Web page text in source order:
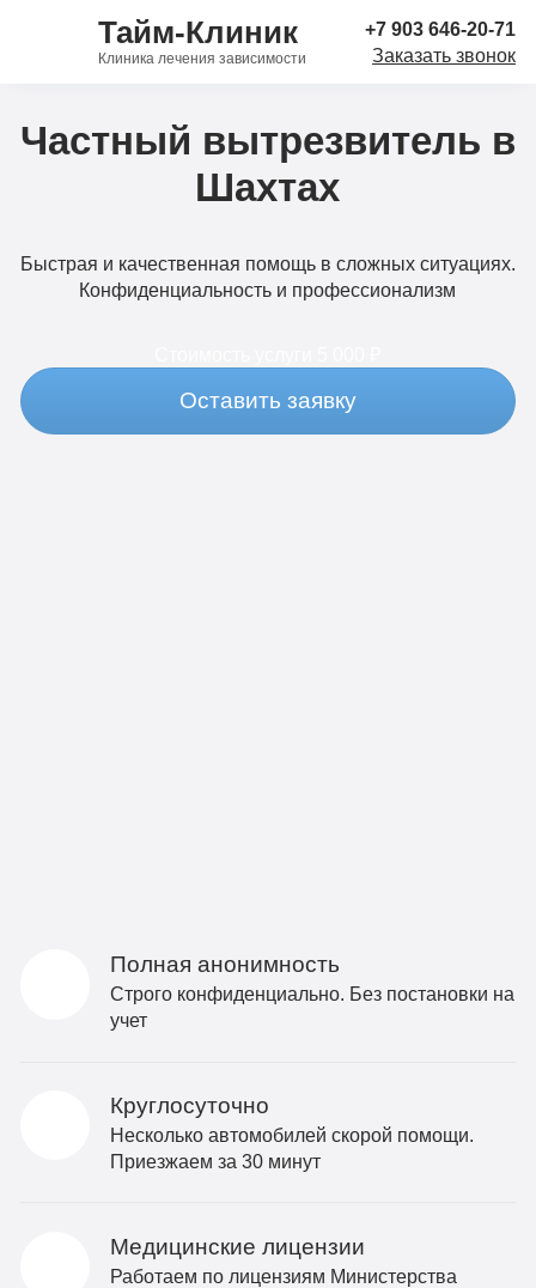
Тайм-Клиник
Клиника лечения зависимости
+7 903 646-20-71
Заказать звонок
Частный вытрезвитель в
Шахтах
Быстрая и качественная помощь в сложных ситуациях.
Конфиденциальность и профессионализм
Оставить заявку
Полная анонимность
Строго конфиденциально. Без постановки на
учет
Круглосуточно
Несколько автомобилей скорой помощи.
Приезжаем за 30 минут
Медицинские лицензии
Работаем по лицензиям Министерства